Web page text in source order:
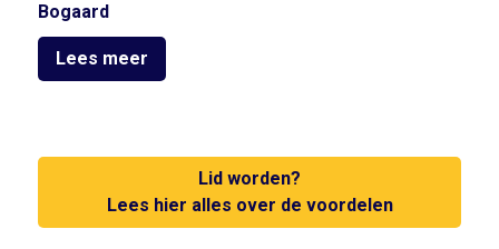
Bogaard
Lees meer
Lid worden?
Lees hier alles over de voordelen